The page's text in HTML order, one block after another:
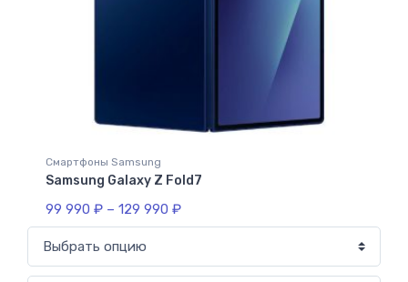
Смартфоны Samsung
Samsung Galaxy Z Fold7
99 990 ₽ – 129 990 ₽